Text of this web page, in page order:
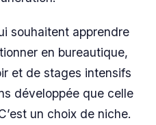
souhaitent apprendre
en bureautique,
et de stages intensifs
développée que celle
un choix de niche.